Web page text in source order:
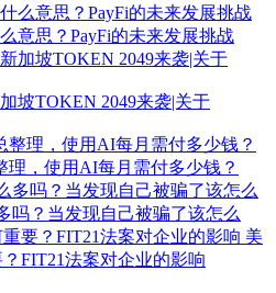
意思？PayFi的未来发展挑战
坡TOKEN 2049来袭|关于
理，使用AI每月需付多少钱？
吗？当发现自己被骗了该怎么
美
FIT21法案对企业的影响